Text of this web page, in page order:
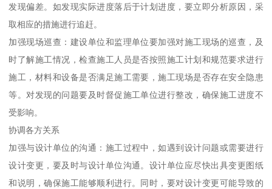
发现偏差。如发现实际进度落后于计划进度，要立即分析原因，采
取相应的措施进行追赶。
加强现场巡查：建设单位和监理单位要加强对施工现场的巡查，及
时了解施工情况，检查施工人员是否按照施工计划和规范要求进行
施工，材料和设备是否满足施工需要，施工现场是否存在安全隐患
等。对发现的问题要及时督促施工单位进行整改，确保施工进度不
受影响。
协调各方关系
加强与设计单位的沟通：施工过程中，如遇到设计问题或需要进行
设计变更，要及时与设计单位沟通。设计单位应尽快出具变更图纸
和说明，确保施工能够顺利进行。同时，要对设计变更可能导致的